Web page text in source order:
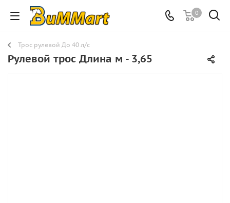
0
Трос рулевой До 40 л/с
Рулевой трос Длина м - 3,65